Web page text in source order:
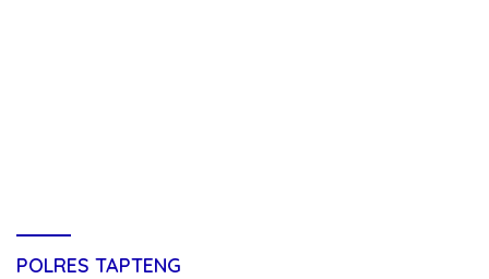
POLRES TAPTENG